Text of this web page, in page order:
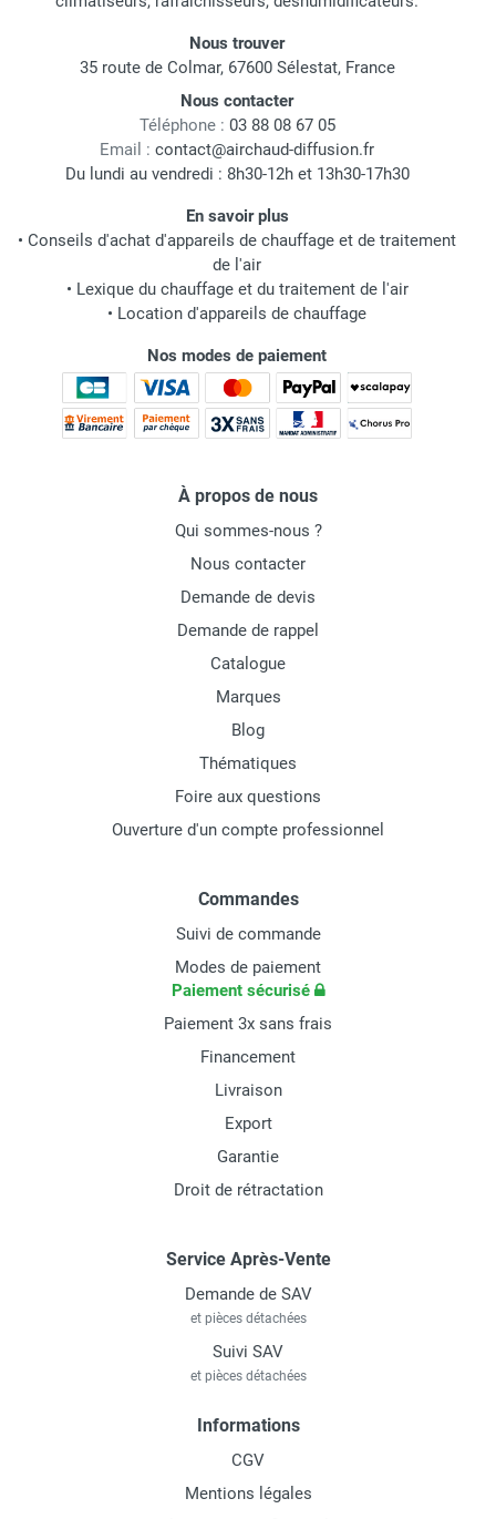
Nous trouver
35 route de Colmar, 67600 Sélestat, France
Nous contacter
Téléphone : 03 88 08 67 05
Email : contact@airchaud-diffusion.fr
Du lundi au vendredi : 8h30-12h et 13h30-17h30
En savoir plus
• Conseils d'achat d'appareils de chauffage et de traitement
de l'air
• Lexique du chauffage et du traitement de l'air
• Location d'appareils de chauffage
Nos modes de paiement
À propos de nous
Qui sommes-nous ?
Nous contacter
Demande de devis
Demande de rappel
Catalogue
Marques
Blog
Thématiques
Foire aux questions
Ouverture d'un compte professionnel
Commandes
Suivi de commande
Modes de paiement
Paiement sécurisé
Paiement 3x sans frais
Financement
Livraison
Export
Garantie
Droit de rétractation
Service Après-Vente
Demande de SAV
et pièces détachées
Suivi SAV
et pièces détachées
Informations
CGV
Mentions légales